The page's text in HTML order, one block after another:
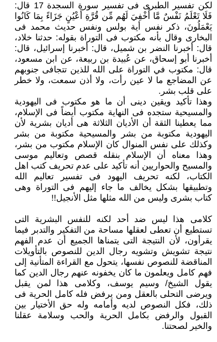
لكن تفسير الطبرى فى تفسير سورة السجدة 17 قال:
فَلَا تَعْلَمُ نَفْسٌ مَّا أُخْفِيَ لَهُم مِّن قُرَّةِ أَعْيُنٍ جَزَاءً بِمَا كَانُوا
يَعْمَلُونَ، ذكر نفس أية ‏بولس ونفس حديث محمد فى
البخارى وقال بأنه مكتوب فى التوراة بقوله: حدثنا خلاد،
قال: أخبرنا النضر بن شميل، قال: أخبرنا إسرائيل، ‏قال:
أخبرنا أبو إسحاق، عن عُبيدة بن ربيعة، عن ابن مسعود،
قال: مكتوب في التوراة على الله للذين تتجافى جنوبهم
عن المضاجع ما ‏لا عين رأت، ولا أذن سمعت، ولا خطر
على قلب بشر.‏
وهذا تأكيد ويقين دينى أن ما هو مكتوب فى اليهودية
والمسيحية ستجده فى النهاية مكتوب أيضاً فى الإسلام،
مما يعطينا الثقة أن ‏الأديان الثلاثة هى أديان بشرية لأن
اليهودية مكتوبة من بشر والمسيحية مكتوبة من بشر
وكذلك على نفس المنوال كان الإسلام مكتوب ‏من بشر،
وهذا معناه أن الإسلام بنقله قصص وتعاليم موسى
والمسيح والحواريين أنه تأكيد على عدم تحريف كتب اهل
الكتاب، لكنه ‏تحريف اليهود فى تفسير تعاليم الله
وتطبيقها بشكل يخالف ما جاء إليهم فى التوراة وهى
كتاب بشرى وليس من الله مثلها مثل الأنجيل!!‏
كلامى هذا ليس ضد أحد لكنه للنفس البشرية التى
تستطيع أن تعطى لعقلها مساحة من التفكير والتدبر فيما
يقرأون، لأن النتيجة التى ‏يتمناها الجميع أن عدم الفهم
نتيجة تشويش وتشويه رجال الدين للنصوص بالتأويلات
المناقضة للنصوص نفسها، يتحول مع القراءة ‏المتأنية إلى
فهم كامل ويعلمون ما كان يخفونه عنهم رجال الدين كما
يقول الشيخ/ وسيم يوسف، وكلامى هذا لمن يقبل
ويرضى التحلى ‏بالعقل ومن يرفض فله كامل الحرية فى
ذلك، فكل النصوص لديه وأمامه وله حق الأختيار بين
القبول والرفض بكامل الحرية والحب ‏وسلامة عقلنا
والخير لصحتنا.‏